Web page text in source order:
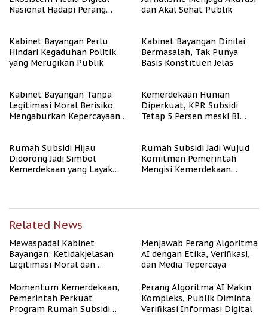
Nasional Hadapi Perang
dan Akal Sehat Publik
Kabinet Bayangan Perlu
Hindari Kegaduhan Politik
yang Merugikan Publik
Kabinet Bayangan Dinilai
Bermasalah, Tak Punya
Basis Konstituen Jelas
Kabinet Bayangan Tanpa
Legitimasi Moral Berisiko
Mengaburkan Kepercayaan
Kemerdekaan Hunian
Diperkuat, KPR Subsidi
Tetap 5 Persen meski BI
Rumah Subsidi Hijau
Didorong Jadi Simbol
Kemerdekaan yang Layak
Rumah Subsidi Jadi Wujud
Komitmen Pemerintah
Mengisi Kemerdekaan
Related News
Mewaspadai Kabinet
Bayangan: Ketidakjelasan
Legitimasi Moral dan
Menjawab Perang Algoritma
AI dengan Etika, Verifikasi,
dan Media Tepercaya
Momentum Kemerdekaan,
Pemerintah Perkuat
Program Rumah Subsidi
Perang Algoritma AI Makin
Kompleks, Publik Diminta
Verifikasi Informasi Digital